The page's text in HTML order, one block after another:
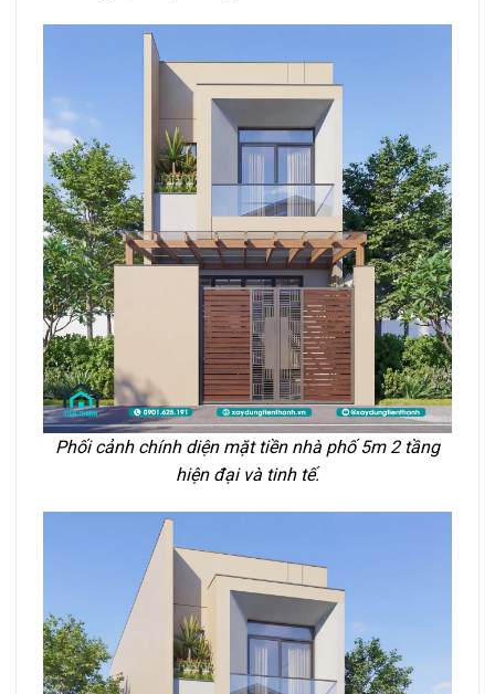
Phối cảnh chính diện mặt tiền nhà phố 5m 2 tầng
hiện đại và tinh tế.